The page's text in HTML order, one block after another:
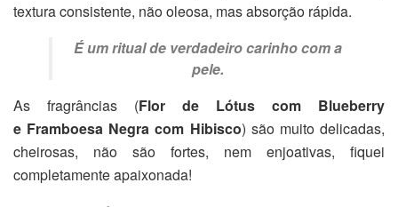
textura consistente, não oleosa, mas absorção rápida.
É um ritual de verdadeiro carinho com a
pele.
As fragrâncias (Flor de Lótus com Blueberry
e Framboesa Negra com Hibisco) são muito delicadas,
cheirosas, não são fortes, nem enjoativas, fiquei
completamente apaixonada!